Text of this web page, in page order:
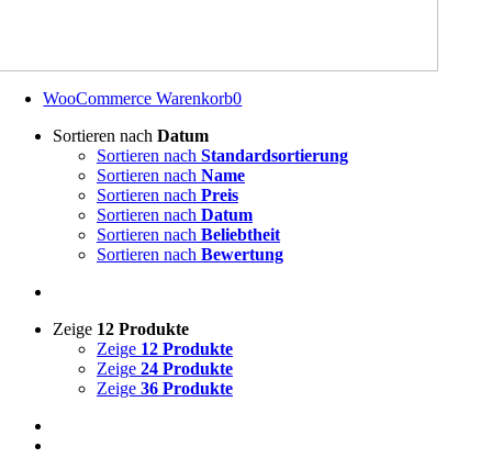
WooCommerce Warenkorb0
Sortieren nach Datum
Sortieren nach Standardsortierung
Sortieren nach Name
Sortieren nach Preis
Sortieren nach Datum
Sortieren nach Beliebtheit
Sortieren nach Bewertung
Zeige 12 Produkte
Zeige 12 Produkte
Zeige 24 Produkte
Zeige 36 Produkte